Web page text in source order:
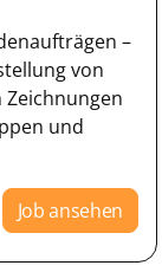
–
von
und
Job ansehen